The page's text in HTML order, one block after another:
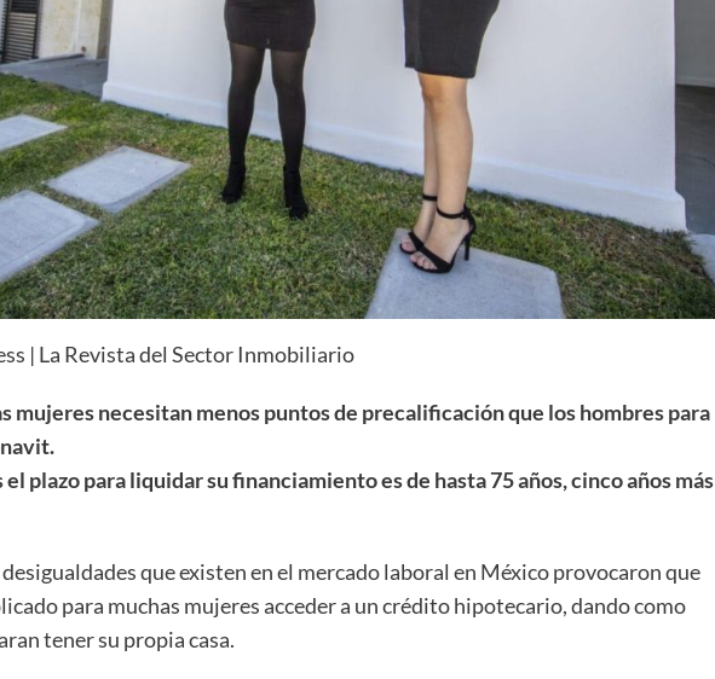
| La Revista del Sector Inmobiliario
mujeres necesitan menos puntos de precalificación que los hombres para
el plazo para liquidar su financiamiento es de hasta 75 años, cinco años más
desigualdades que existen en el mercado laboral en México provocaron que
para muchas mujeres acceder a un crédito hipotecario, dando como
tener su propia casa.